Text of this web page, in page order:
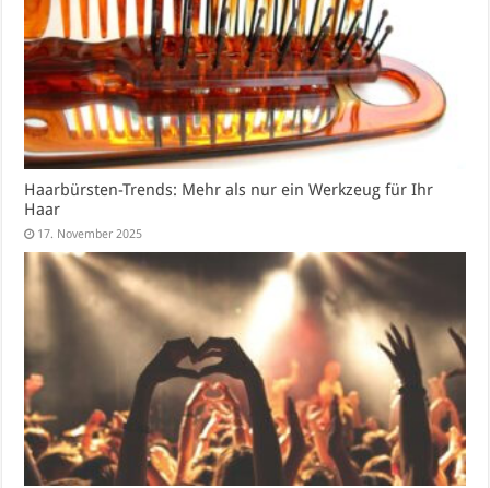
Haarbürsten-Trends: Mehr als nur ein Werkzeug für Ihr
Haar
17. November 2025